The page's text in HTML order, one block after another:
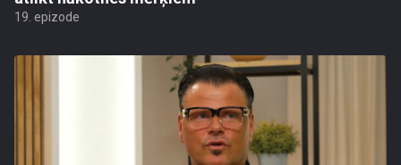
19. epizode